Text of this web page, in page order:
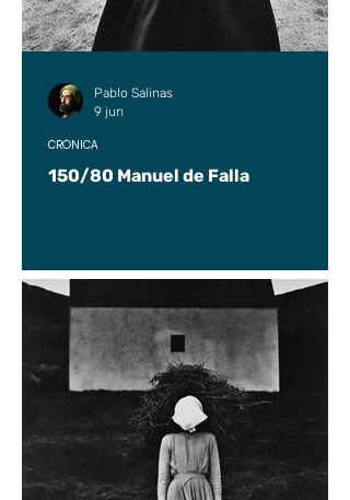
150/80 Manuel de Falla
CRÓNICA
Pablo Salinas
9 jun